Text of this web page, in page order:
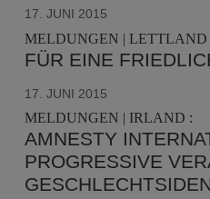
17. JUNI 2015
MELDUNGEN | LETTLAND
FÜR EINE
17. JUNI 2015
MELDUNGEN | IRLAND :
AMNESTY
ROGRESSIVE